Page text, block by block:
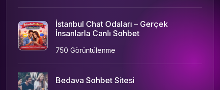
İstanbul Chat Odaları – Gerçek
İnsanlarla Canlı Sohbet
750 Görüntülenme
Bedava Sohbet Sitesi